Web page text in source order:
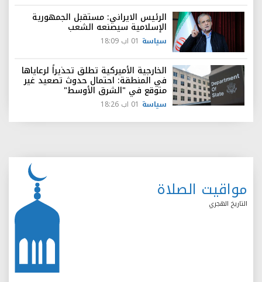
الرئيس الايراني: مستقبل الجمهورية
الإسلامية سيصنعه الشعب
سياسة 01 اب 18:09
الخارجية الأميركية تطلق تحذيراً لرعاياها
في المنطقة: احتمال حدوث تصعيد غير
متوقع في "الشرق الأوسط"
سياسة 01 اب 18:26
مواقيت الصلاة
التاريخ الهجري